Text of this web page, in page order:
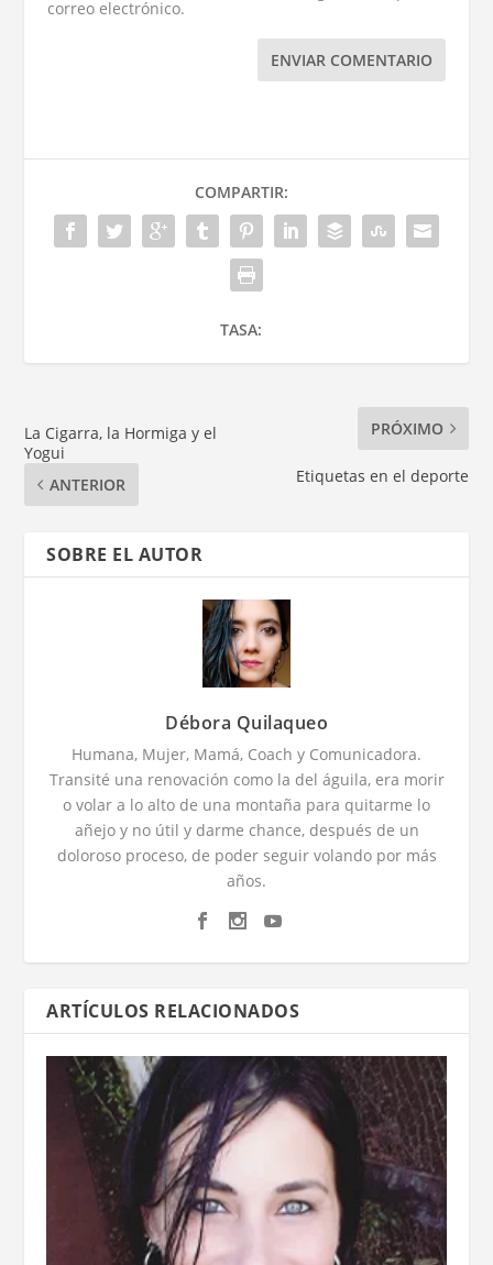
correo electrónico.
ENVIAR COMENTARIO
COMPARTIR:
TASA:
La Cigarra, la Hormiga y el
Yogui
ANTERIOR
PRÓXIMO
Etiquetas en el deporte
SOBRE EL AUTOR
Débora Quilaqueo
Humana, Mujer, Mamá, Coach y Comunicadora.
Transité una renovación como la del águila, era morir
o volar a lo alto de una montaña para quitarme lo
añejo y no útil y darme chance, después de un
doloroso proceso, de poder seguir volando por más
años.
ARTÍCULOS RELACIONADOS